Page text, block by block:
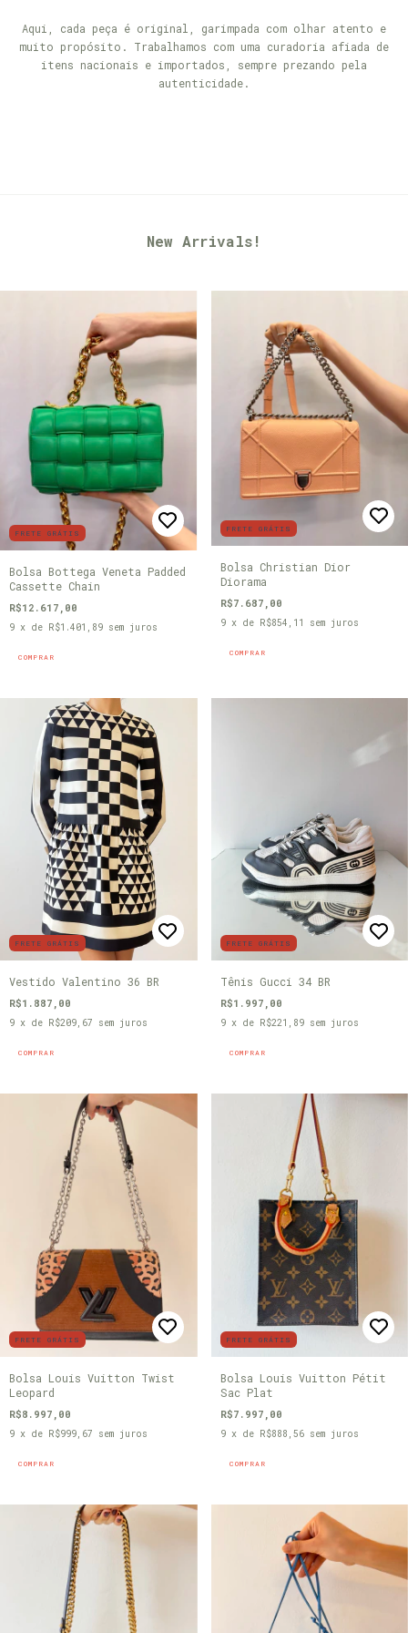
Aqui, cada peça é original, garimpada com olhar atento e
muito propósito. Trabalhamos com uma curadoria afiada de
itens nacionais e importados, sempre prezando pela
autenticidade.
New Arrivals!
FRETE GRÁTIS
Bolsa Bottega Veneta Padded
Cassette Chain
R$12.617,00
9 x de R$1.401,89 sem juros
COMPRAR
FRETE GRÁTIS
Bolsa Christian Dior
Diorama
R$7.687,00
9 x de R$854,11 sem juros
COMPRAR
FRETE GRÁTIS
Vestido Valentino 36 BR
R$1.887,00
9 x de R$209,67 sem juros
COMPRAR
FRETE GRÁTIS
Tênis Gucci 34 BR
R$1.997,00
9 x de R$221,89 sem juros
COMPRAR
FRETE GRÁTIS
Bolsa Louis Vuitton Twist
Leopard
R$8.997,00
9 x de R$999,67 sem juros
COMPRAR
FRETE GRÁTIS
Bolsa Louis Vuitton Pétit
Sac Plat
R$7.997,00
9 x de R$888,56 sem juros
COMPRAR